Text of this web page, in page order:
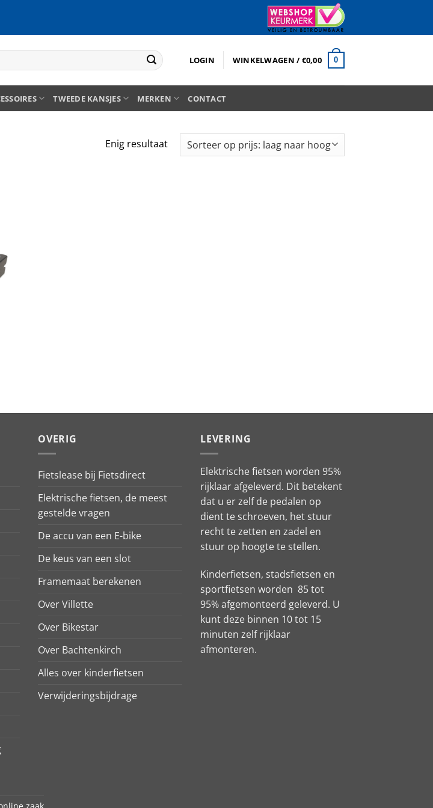
LOGIN WINKELWAGEN /€0,00 0
TWEEDE KANSJES MERKEN CONTACT
Enig resultaat
OVERIG
Fietslease bij Fietsdirect
Elektrische fietsen, de meest
gestelde vragen
De accu van een E-bike
De keus van een slot
Framemaat berekenen
Over Villette
Over Bikestar
Over Bachtenkirch
Alles over kinderfietsen
Verwijderingsbijdrage
LEVERING
Elektrische fietsen worden 95%
rijklaar afgeleverd. Dit betekent
dat u er zelf de pedalen op
dient te schroeven, het stuur
recht te zetten en zadel en
stuur op hoogte te stellen.
Kinderfietsen, stadsfietsen en
sportfietsen worden 85 tot
95% afgemonteerd geleverd. U
kunt deze binnen 10 tot 15
minuten zelf rijklaar
afmonteren.